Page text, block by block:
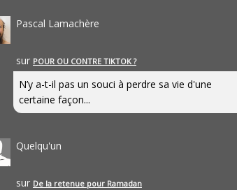
Pascal Lamachère
sur POUR OU CONTRE TIKTOK ?
N’y a-t-il pas un souci à perdre sa vie d'une
certaine façon...
Quelqu'un
sur De la retenue pour Ramadan